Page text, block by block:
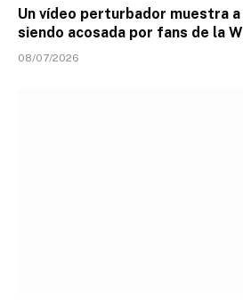
Un vídeo perturbador muestra
siendo acosada por fans de la
08/07/2026